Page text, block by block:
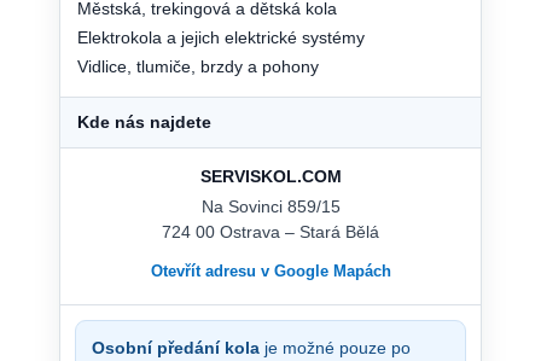
Městská, trekingová a dětská kola
Elektrokola a jejich elektrické systémy
Vidlice, tlumiče, brzdy a pohony
Kde nás najdete
SERVISKOL.COM
Na Sovinci 859/15
724 00 Ostrava – Stará Bělá
Otevřít adresu v Google Mapách
Osobní předání kola je možné pouze po